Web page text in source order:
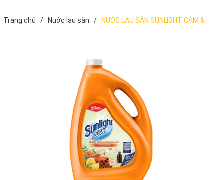
Trang chủ / Nước lau sàn /
NƯỚC LAU SÀN SUNLIGHT CAM &